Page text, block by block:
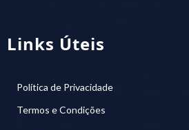
Links Úteis
Política de Privacidade
Termos e Condições